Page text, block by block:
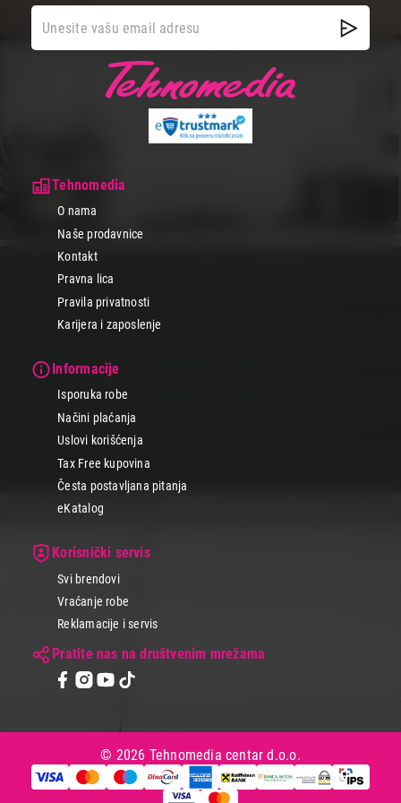
su za različite vežbe i idealni za kompletan i sveobuhvatan trening
snage i izdržljivosti.
Klupe za trbušnjakeibenč klupe
da oblikuju trbušne i grudne mišiće. S obzirom na široku paletu
mogućnosti podešavanja, ove klupe omogućavaju prilagođavanje
treninga prema potrebama svakog korisnika.
su neophodni za sve vrste treninga snage. U našoj ponudi
Investiraj u svoje zdravlje i formu uz našu kvalitetnu fitnes opremu
i kreiraj savršenu kućnu teretanu već danas. Poseti naš online
shop ili najbližu Tehnomedia prodavnicu i odaberi opremu koja
odgovara tvom stilu i ciljevima. Iskoristi naše redovne akcije i
popuste i kupuj komforno po povoljnim cenama, uz brzu dostavu
na kućnu adresu.
Tehnomedia
O nama
Naše prodavnice
Kontakt
Pravna lica
Pravila privatnosti
Karijera i zaposlenje
Informacije
Isporuka robe
Načini plaćanja
Uslovi korišćenja
Tax Free kupovina
Česta postavljana pitanja
eKatalog
Korisnički servis
Svi brendovi
Vraćanje robe
Reklamacije i servis
Pratite nas na društvenim mrežama
© 2026 Tehnomedia centar d.o.o.